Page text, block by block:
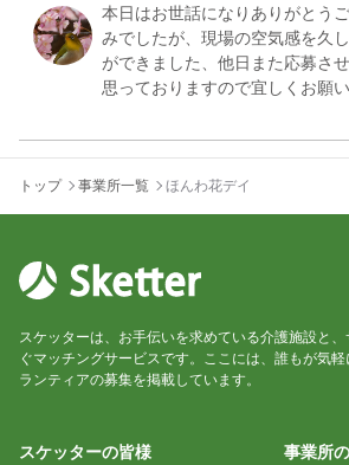
本日はお世話になりありがとう
みでしたが、現場の空気感を久
ができました、他日また応募さ
思っておりますので宜しくお願
あっという間の３時間!! 大変楽
タッフの方々にも良くしていた
今回は台風とぶつかり他の日の
トップ 事業所一覧 ほんわ花デイ
スケッターは、お手伝いを求めている介護施設と
ぐマッチングサービスです。ここには、誰もが気
ランティアの募集を掲載しています。
スケッターの皆様
事業所